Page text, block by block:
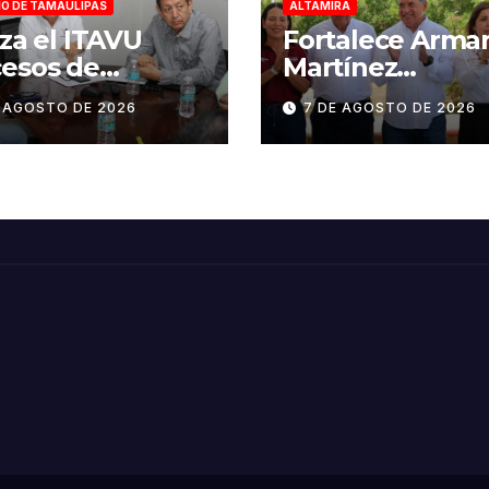
DE TAMAULIPAS
el ITAVU
de
para
certeza
a más
AGOSTO DE 2026
ALTAMIRA
Fortalece
Martínez
infraestructura
educativa en
Altamira
7 DE AGOSTO DE 2026